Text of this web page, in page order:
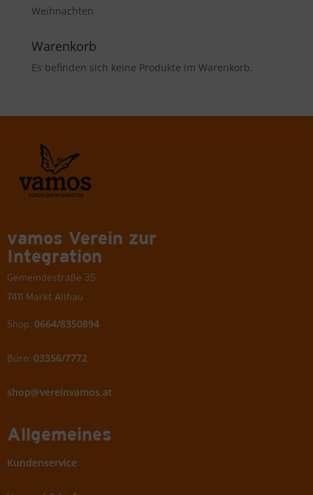
Weihnachten
Warenkorb
Es befinden sich keine Produkte im Warenkorb.
vamos Verein zur
Integration
Gemeindestraße 35
7411 Markt Allhau
Shop: 0664/8350894
Büro: 03356/7772
shop@vereinvamos.at
Allgemeines
Kundenservice